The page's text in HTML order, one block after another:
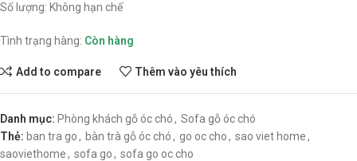
Số lượng: Không hạn chế
Tình trạng hàng: Còn hàng
Add to compare Thêm vào yêu thích
Danh mục: Phòng khách gỗ óc chó, Sofa gỗ óc chó
Thẻ: ban tra go, bàn trà gỗ óc chó, go oc cho, sao viet home,
saoviethome, sofa go, sofa go oc cho